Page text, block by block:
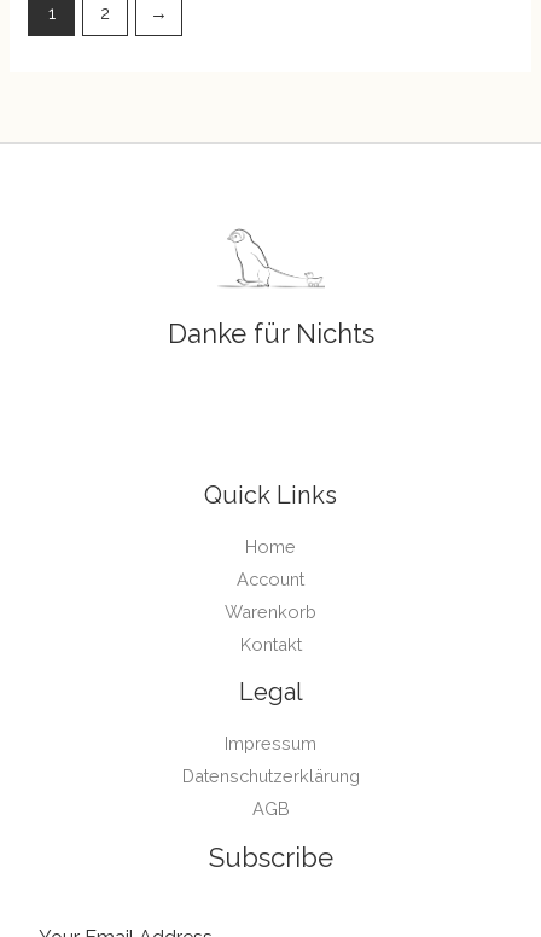
1 2 →
Danke für Nichts
Quick Links
Home
Account
Warenkorb
Kontakt
Legal
Impressum
Datenschutzerklärung
AGB
Subscribe